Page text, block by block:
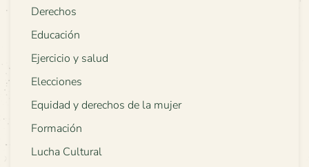
Derechos
Educación
Ejercicio y salud
Elecciones
Equidad y derechos de la mujer
Formación
Lucha Cultural